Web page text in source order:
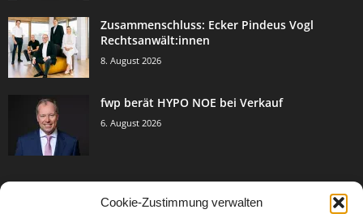
Cookie-Zustimmung verwalten
Zusammenschluss: Ecker Pindeus Vogl
Rechtsanwält:innen
8. August 2026
fwp berät HYPO NOE bei Verkauf
6. August 2026